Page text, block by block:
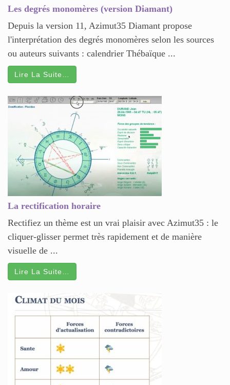
Les degrés monomères (version Diamant)
Depuis la version 11, Azimut35 Diamant propose
l'interprétation des degrés monomères selon les sources
ou auteurs suivants : calendrier Thébaïque ...
Lire La Suite…
La rectification horaire
Rectifiez un thème est un vrai plaisir avec Azimut35 : le
cliquer-glisser permet très rapidement et de manière
visuelle de ...
Lire La Suite…